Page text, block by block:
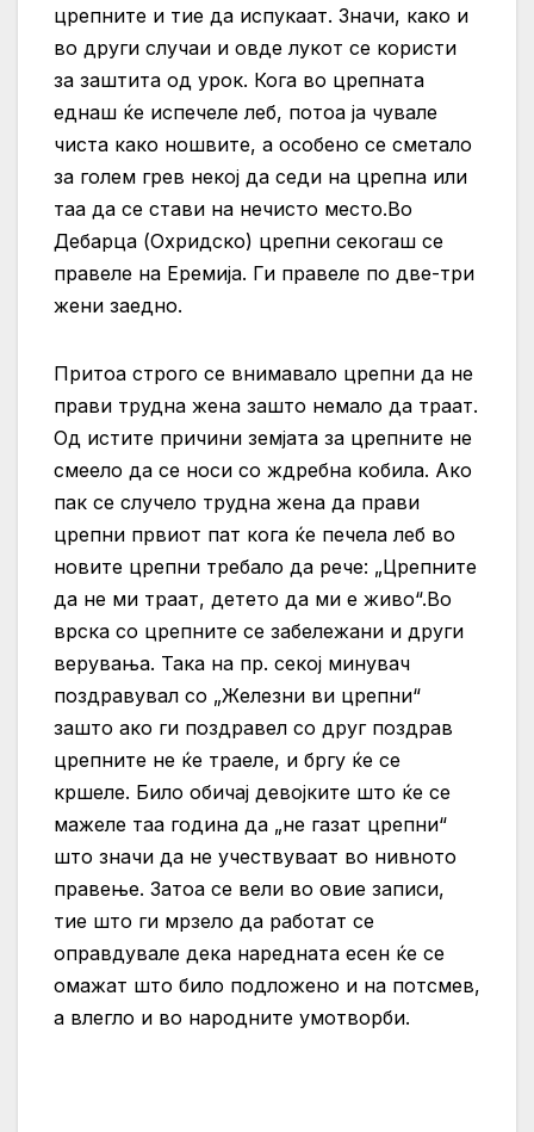
црепните и тие да испукаат. Значи, како и
во други случаи и овде лукот се користи
за заштита од урок. Кога во црепната
еднаш ќе испечеле леб, потоа ја чувале
чиста како ношвите, а особено се сметало
за голем грев некој да седи на црепна или
таа да се стави на нечисто место.Во
Дебарца (Охридско) црепни секогаш се
правеле на Еремија. Ги правеле по две-три
жени заедно.
Притоа строго се внимавало црепни да не
прави трудна жена зашто немало да траат.
Од истите причини земјата за црепните не
смеело да се носи со ждребна кобила. Ако
пак се случело трудна жена да прави
црепни првиот пат кога ќе печела леб во
новите црепни требало да рече: „Црепните
да не ми траат, детето да ми е живо“.Во
врска со црепните се забележани и други
верувања. Така на пр. секој минувач
поздравувал со „Железни ви црепни“
зашто ако ги поздравел со друг поздрав
црепните не ќе траеле, и бргу ќе се
кршеле. Било обичај девојките што ќе се
мажеле таа година да „не газат црепни“
што значи да не учествуваат во нивното
правење. Затоа се вели во овие записи,
тие што ги мрзело да работат се
оправдувале дека наредната есен ќе се
омажат што било подложено и на потсмев,
а влегло и во народните умотворби.